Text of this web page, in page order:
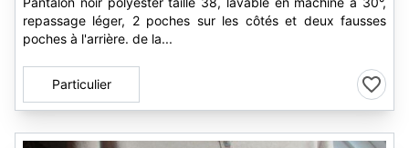
repassage léger, 2 poches sur les côtés et deux fausses
poches à l'arrière. de la...
Particulier